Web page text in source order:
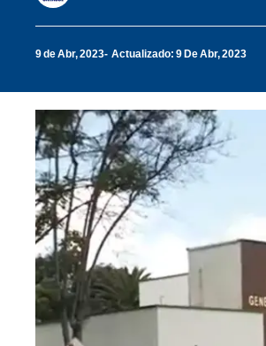
9 de Abr, 2023 Actualizado: 9 De Abr, 2023